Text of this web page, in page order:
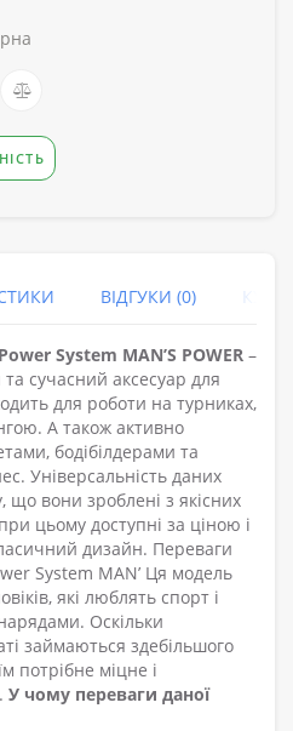
ВІДГУКИ (0)
System MAN’S POWER –
сучасний аксесуар для
для роботи на турниках,
А також активно
бодібілдерами та
Універсальність даних
що вони зроблені з якісних
цьому доступні за ціною і
дизайн. Переваги
System MAN’ Ця модель
які люблять спорт і
Оскільки
займаються здебільшого
потрібне міцне і
У чому переваги даної